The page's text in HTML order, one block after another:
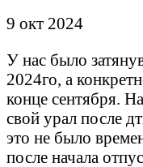
9 окт 2024
У нас было
2024го, а
конце сентября.
свой урал после
это не было
после начала